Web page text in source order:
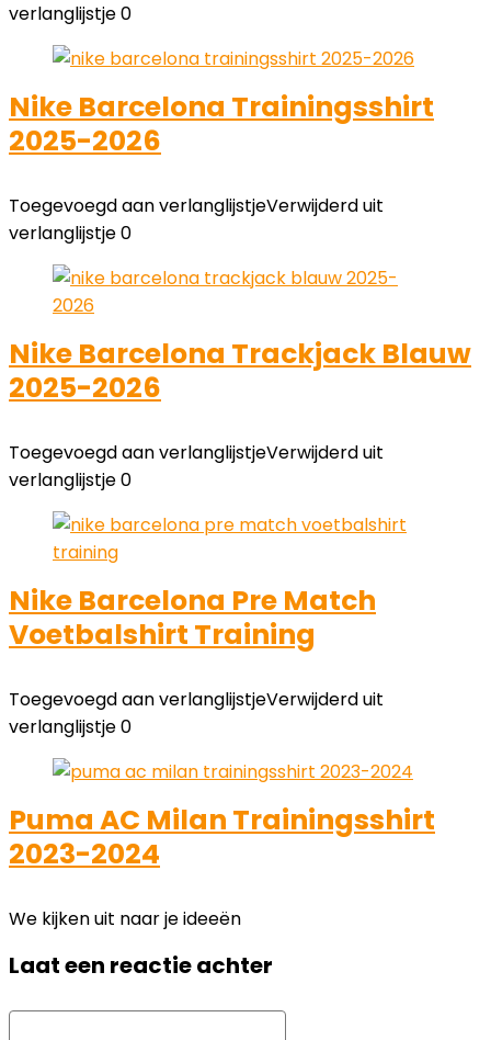
verlanglijstje0
Nike Barcelona Trainingsshirt
2025-2026
Toegevoegd aan verlanglijstjeVerwijderd uit
verlanglijstje0
Nike Barcelona Trackjack Blauw
2025-2026
Toegevoegd aan verlanglijstjeVerwijderd uit
verlanglijstje0
Nike Barcelona Pre Match
Voetbalshirt Training
Toegevoegd aan verlanglijstjeVerwijderd uit
verlanglijstje0
Puma AC Milan Trainingsshirt
2023-2024
We kijken uit naar je ideeën
Laat een reactie achter